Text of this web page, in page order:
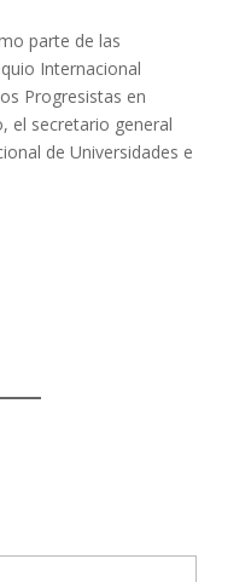
parte de las
Internacional
Progresistas en
el secretario general
de Universidades e